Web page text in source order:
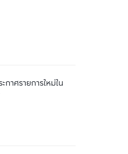
าศรายการใหม่ใน